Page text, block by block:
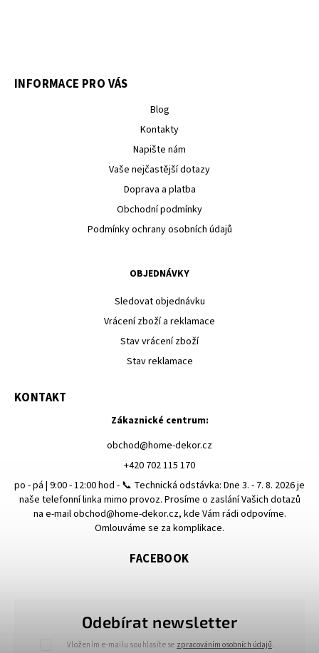
INFORMACE PRO VÁS
Blog
Kontakty
Napište nám
Vaše nejčastější dotazy
Doprava a platba
Obchodní podmínky
Podmínky ochrany osobních údajů
OBJEDNÁVKY
Sledovat objednávku
Vrácení zboží a reklamace
Stav vrácení zboží
Stav reklamace
Odebírat newsletter
Vložením e-mailu souhlasíte se zpracováním osobních údajů.
KONTAKT
Zákaznické centrum:
obchod@home-dekor.cz
+420 702 115 170
po - pá | 9:00 - 12:00 hod - 📞 Technická odstávka: Dne 3. - 7. 8. 2026 je
naše telefonní linka mimo provoz. Prosíme o zaslání Vašich dotazů
na e-mail obchod@home-dekor.cz, kde Vám rádi odpovíme.
Omlouváme se za komplikace.
FACEBOOK